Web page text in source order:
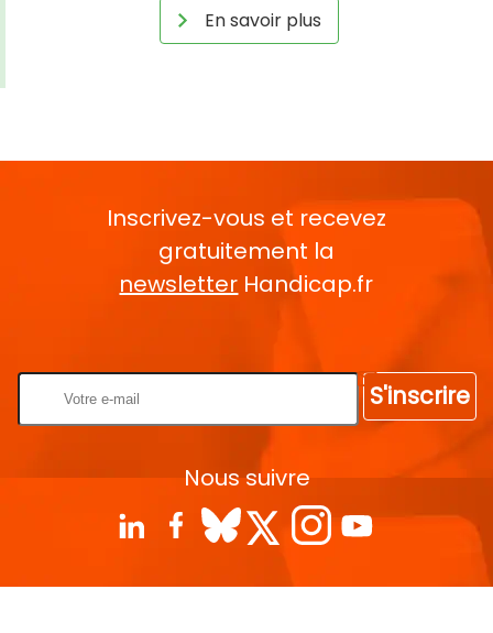
En savoir plus
Inscrivez-vous et recevez
gratuitement la
newsletter Handicap.fr
S'inscrire
Nous suivre